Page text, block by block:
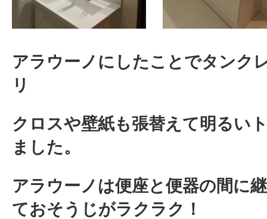
アラウーノにしたことでタンク
リ
クロスや壁紙も張替えて明るい
ました。
アラウーノは便座と便器の間に
ておそうじがラクラク！